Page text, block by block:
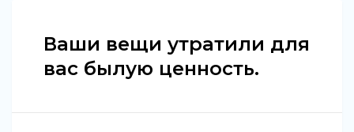
Ваши вещи утратили для
вас былую ценность.